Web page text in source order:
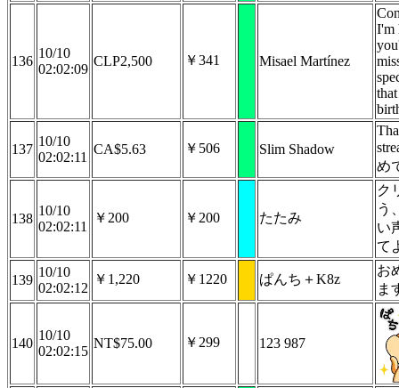
136
10/10
02:02:09
CLP2,500 ￥341 Misael Martínez
I'm
137
10/10
02:02:11
CA$5.63 ￥506 Slim Shadow
め
138
10/10
02:02:11
￥200 ￥200 たたみ
ク
う
い
て
139
10/10
02:02:12
￥1,220 ￥1220 ぱんち＋K8z
お
ま
140
10/10
02:02:15
NT$75.00 ￥299 123 987